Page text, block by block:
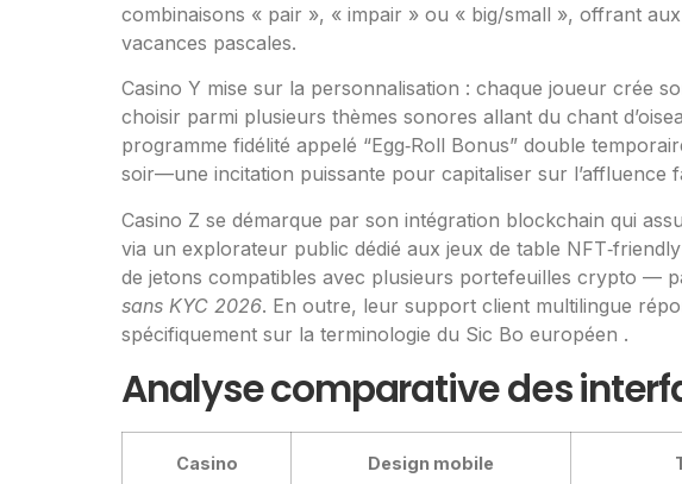
combinaisons « pair », « impair » ou « big/small », offrant
vacances pascales.
Casino Y mise sur la personnalisation : chaque joueur crée
choisir parmi plusieurs thèmes sonores allant du chant
programme fidélité appelé “Egg‑Roll Bonus” double
soir—une incitation puissante pour capitaliser sur l’affluence
Casino Z se démarque par son intégration blockchain qui
via un explorateur public dédié aux jeux de table
de jetons compatibles avec plusieurs portefeuilles crypto —
sans KYC 2026. En outre, leur support client multilingue
spécifiquement sur la terminologie du Sic Bo européen .
Analyse comparative des
Casino Design mobile